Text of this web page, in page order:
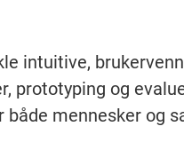
intuitive,
prototyping og
mennesker og